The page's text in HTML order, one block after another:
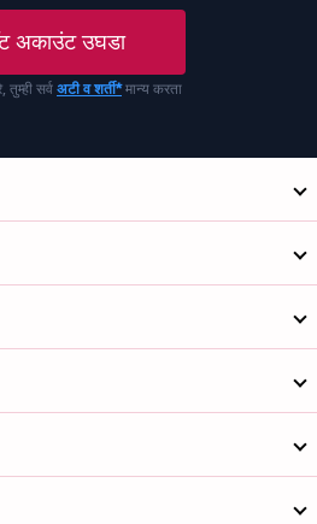
अकाउंट उघडा
तुम्ही सर्व अटी व शर्ती*मान्य करता